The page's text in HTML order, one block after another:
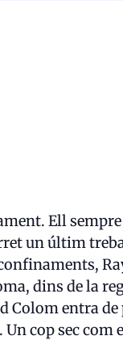
Ell
un últim
dins de la
Colom entra de
cop sec com